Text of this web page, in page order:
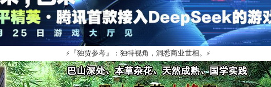
⚡ 『独贾参考』：独特视角，洞悉商业世相。 ⚡